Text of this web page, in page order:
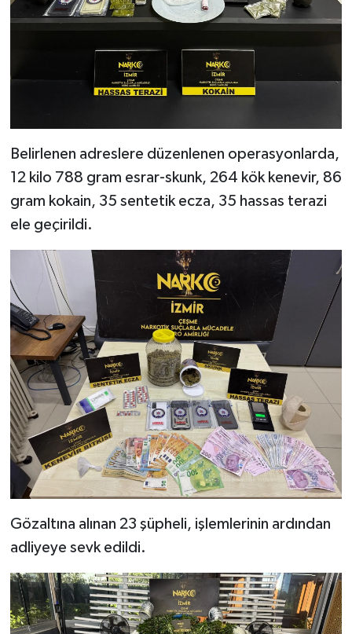
Belirlenen adreslere düzenlenen operasyonlarda,
12 kilo 788 gram esrar-skunk, 264 kök kenevir, 86
gram kokain, 35 sentetik ecza, 35 hassas terazi
ele geçirildi.
Gözaltına alınan 23 şüpheli, işlemlerinin ardından
adliyeye sevk edildi.